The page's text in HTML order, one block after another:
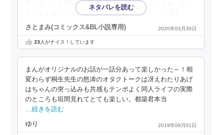
雷と思っても明日は萌えかも知れない。そうだよね。オメ
ガバあんまりと言いながら、結構読んでるし…。(笑)
さとまみ(コミックス&BL小説専用) 2020年03月30日
23人がナイス！しています
まんがオリジナルのお話が一話分あって楽しかった～！相
変わらず桐生先生の怒涛のオタクトークは冴えわたりあげ
はちゃんの突っ込みも共感もテンポよく同人ライフの実際
のところも垣間見れてとても楽しい。都築君本当
…続きを読む
ゆり 2019年09月01日